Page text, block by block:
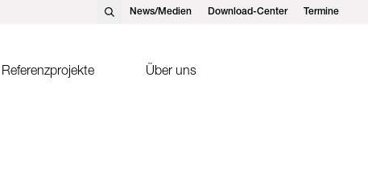
News/Medien Download-Center Termine
Referenzprojekte Über uns